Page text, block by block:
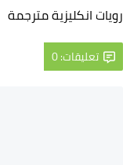
رويات انكليزية مترجمة
تعليقات: 0